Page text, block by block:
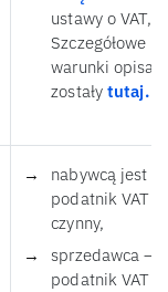
ustawy o VAT,
Szczegółowe
warunki
zostałytutaj.
nabywcą jest
podatnik VAT
czynny,
sprzedawca –
podatnik VAT